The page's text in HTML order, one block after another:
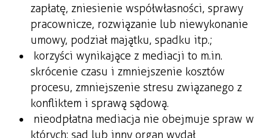
zapłatę, zniesienie współwłasności, sprawy
pracownicze, rozwiązanie lub niewykonanie
umowy, podział majątku, spadku itp.;
korzyści wynikające z mediacji to m.in.
skrócenie czasu i zmniejszenie kosztów
procesu, zmniejszenie stresu związanego z
konfliktem i sprawą sądową.
nieodpłatna mediacja nie obejmuje spraw w
których: sąd lub inny organ wydał